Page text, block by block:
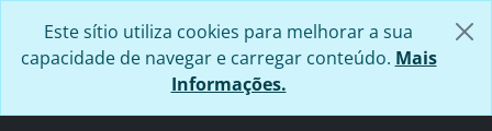
Este sítio utiliza cookies para melhorar a sua
capacidade de navegar e carregar conteúdo. Mais
Informações.